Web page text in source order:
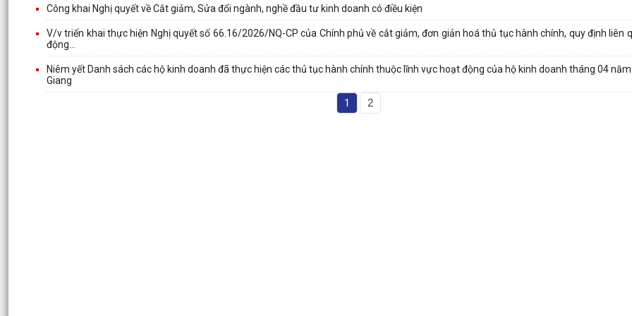
Công khai Nghị quyết về Cắt giảm, Sửa đổi ngành, nghề đầu tư kinh doanh có điều kiện
V/v triển khai thực hiện Nghị quyết số 66.16/2026/NQ-CP của Chính phủ về cắt giảm, đơn giản hoá thủ tục hành chính, quy định liên
động...
Niêm yết Danh sách các hộ kinh doanh đã thực hiện các thủ tục hành chính thuộc lĩnh vực hoạt động của hộ kinh doanh tháng 04
Giang
1 2